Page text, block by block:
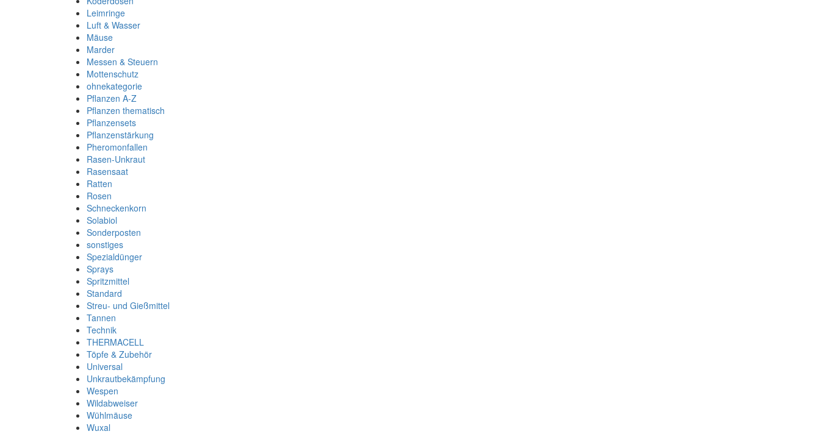
Leimringe
Luft & Wasser
Mäuse
Marder
Messen & Steuern
Mottenschutz
ohnekategorie
Pflanzen A-Z
Pflanzen thematisch
Pflanzensets
Pflanzenstärkung
Pheromonfallen
Rasen-Unkraut
Rasensaat
Ratten
Rosen
Schneckenkorn
Solabiol
Sonderposten
sonstiges
Spezialdünger
Sprays
Spritzmittel
Standard
Streu- und Gießmittel
Tannen
Technik
THERMACELL
Töpfe & Zubehör
Universal
Unkrautbekämpfung
Wespen
Wildabweiser
Wühlmäuse
Wuxal